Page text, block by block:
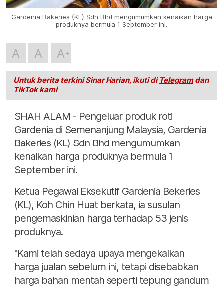
Gardenia Bakeries (KL) Sdn Bhd mengumumkan kenaikan harga
produknya bermula 1 September ini.
A A A
Untuk berita terkini Sinar Harian, ikuti di Telegramdan
TikTokkami
SHAH ALAM - Pengeluar produk roti
Gardenia di Semenanjung Malaysia, Gardenia
Bakeries (KL) Sdn Bhd mengumumkan
kenaikan harga produknya bermula 1
September ini.
Ketua Pegawai Eksekutif Gardenia Bekeries
(KL), Koh Chin Huat berkata, ia susulan
pengemaskinian harga terhadap 53 jenis
produknya.
"Kami telah sedaya upaya mengekalkan
harga jualan sebelum ini, tetapi disebabkan
harga bahan mentah seperti tepung gandum